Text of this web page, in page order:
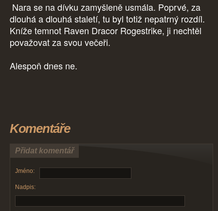
Nara se na dívku zamyšleně usmála. Poprvé, za
dlouhá a dlouhá staletí, tu byl totiž nepatrný rozdíl.
Kníže temnot Raven Dracor Rogestrike, ji nechtěl
považovat za svou večeři.
Alespoň dnes ne.
Komentáře
Přidat komentář
Jméno:
Nadpis: